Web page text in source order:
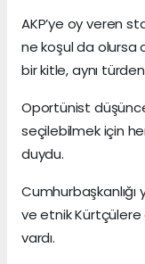
AKP’ye oy veren
ne koşul da olursa
bir kitle, aynı
Oportünist
seçilebilmek için
duydu.
Cumhurbaşkanlığı
ve etnik
vardı.